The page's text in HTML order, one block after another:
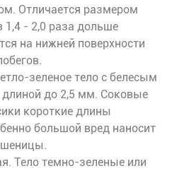
Отличается размером
1,4 - 2,0 раза дольше
на нижней поверхности
зеленое тело с белесым
до 2,5 мм. Соковые
короткие длины
большой вред наносит
Тело темно-зеленые или